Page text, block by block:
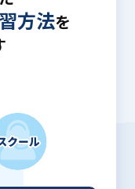
方法を